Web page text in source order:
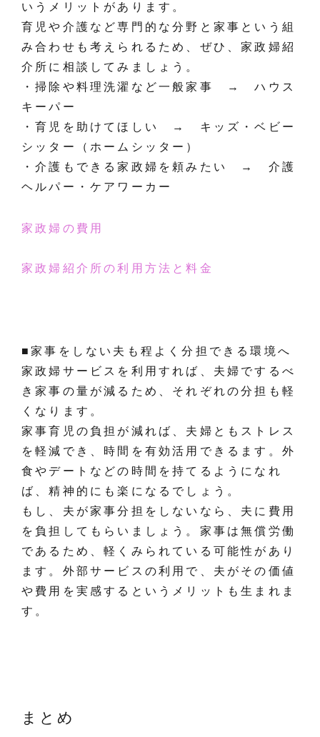
いうメリットがあります。
育児や介護など専門的な分野と家事という組
み合わせも考えられるため、ぜひ、家政婦紹
介所に相談してみましょう。
・掃除や料理洗濯など一般家事 → ハウス
キーパー
・育児を助けてほしい → キッズ・ベビー
シッター（ホームシッター）
・介護もできる家政婦を頼みたい → 介護
ヘルパー・ケアワーカー
家政婦の費用
家政婦紹介所の利用方法と料金
■家事をしない夫も程よく分担できる環境へ
家政婦サービスを利用すれば、夫婦でするべ
き家事の量が減るため、それぞれの分担も軽
くなります。
家事育児の負担が減れば、夫婦ともストレス
を軽減でき、時間を有効活用できるます。外
食やデートなどの時間を持てるようになれ
ば、精神的にも楽になるでしょう。
もし、夫が家事分担をしないなら、夫に費用
を負担してもらいましょう。家事は無償労働
であるため、軽くみられている可能性があり
ます。外部サービスの利用で、夫がその価値
や費用を実感するというメリットも生まれま
す。
まとめ